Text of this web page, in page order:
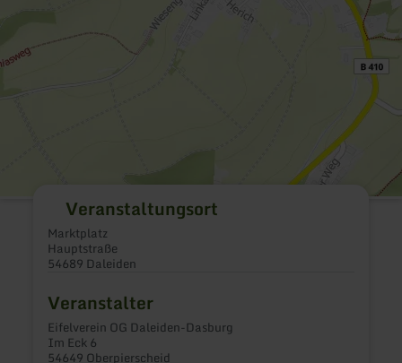
Veranstaltungsort
Marktplatz
Hauptstraße
54689 Daleiden
Veranstalter
Eifelverein OG Daleiden-Dasburg
Im Eck 6
54649 Oberpierscheid